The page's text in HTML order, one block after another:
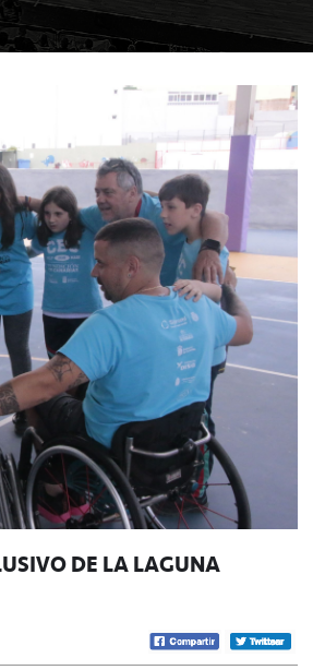
DE LA LAGUNA